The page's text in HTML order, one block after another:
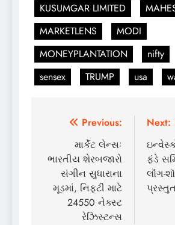
KUSUMGAR LIMITED
MARKETLENS
MODI
MONEYPLANTATION
nifty
sensex
TRUMP usa
Post
navigation
Previous:
માર્કેટ લેન્સઃ
ભારતીય શેરબજારો
સંગીન સુધારાના
મૂડમાં, નિફ્ટી માટે
24550 નેક્સ્ટ
રેઝિસ્ટન્સ
Next:
ફંડે
લૉંગ-